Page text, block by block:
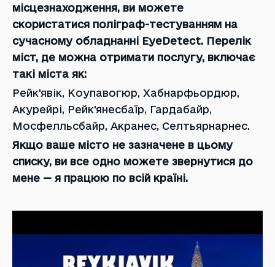
місцезнаходження, ви можете
скористатися поліграф-тестуванням на
сучасному обладнанні EyeDetect. Перелік
міст, де можна отримати послугу, включає
такі міста як:
Рейк'явік, Коупавогюр, Хабнарфьордюр,
Акурейрі, Рейк'янесбаїр, Гардабайр,
Мосфелльсбайр, Акранес, Селтьярнарнес.
Якщо ваше місто не зазначене в цьому
списку, ви все одно можете звернутися до
мене — я працюю по всій країні.